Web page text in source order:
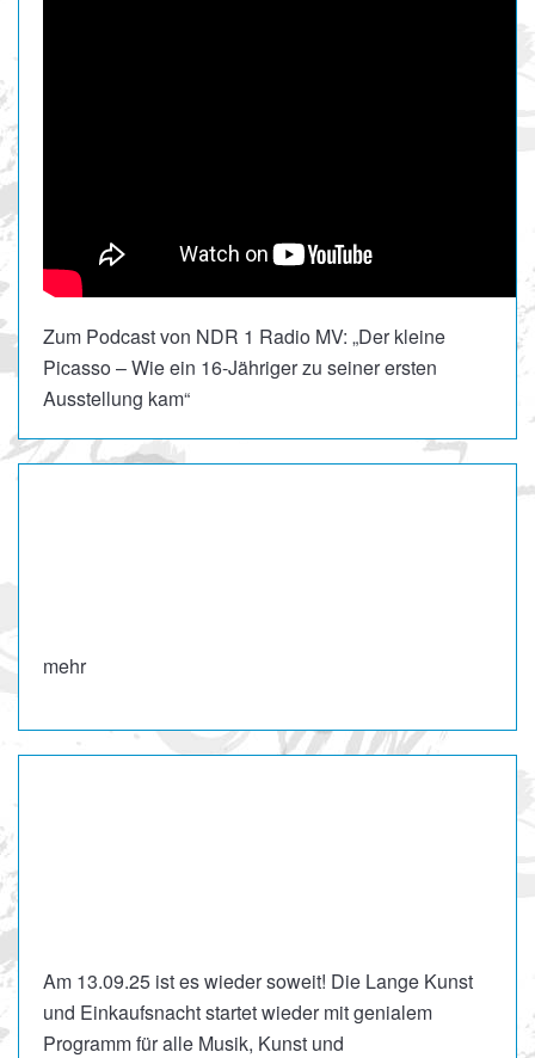
Zum Podcast von NDR 1 Radio MV: „Der kleine
Picasso – Wie ein 16-Jähriger zu seiner ersten
Ausstellung kam“
mehr
Am 13.09.25 ist es wieder soweit! Die Lange Kunst
und Einkaufsnacht startet wieder mit genialem
Programm für alle Musik, Kunst und